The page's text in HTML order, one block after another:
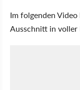
Im folgenden
Ausschnitt in voller